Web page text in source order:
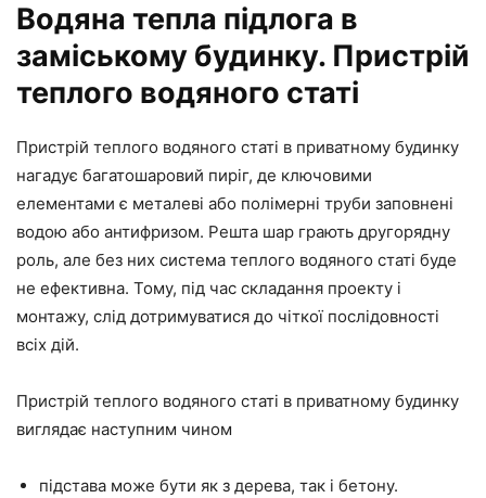
Водяна тепла підлога в
заміському будинку. Пристрій
теплого водяного статі
Пристрій теплого водяного статі в приватному будинку
нагадує багатошаровий пиріг, де ключовими
елементами є металеві або полімерні труби заповнені
водою або антифризом. Решта шар грають другорядну
роль, але без них система теплого водяного статі буде
не ефективна. Тому, під час складання проекту і
монтажу, слід дотримуватися до чіткої послідовності
всіх дій.
Пристрій теплого водяного статі в приватному будинку
виглядає наступним чином
підстава може бути як з дерева, так і бетону.